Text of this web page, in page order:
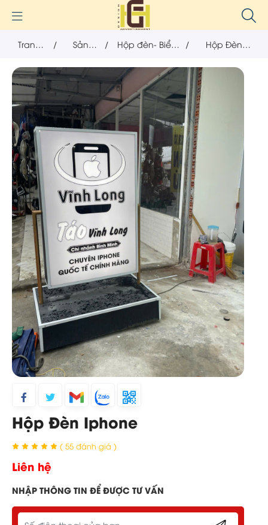
Trang
chủ
/
Sản
phẩm
/
Hộp đèn- Biển
vẫy
/
Hộp Đèn
Iphone
Hộp Đèn Iphone
( 55 đánh giá )
Liên hệ
NHẬP THÔNG TIN ĐỂ ĐƯỢC TƯ VẤN